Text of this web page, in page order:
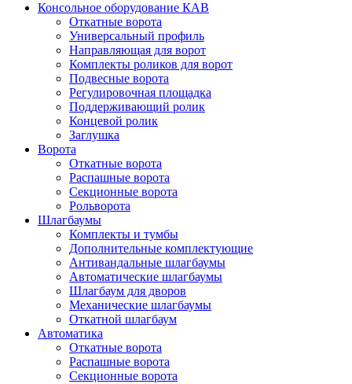
Консольное оборудование КАВ
Откатные ворота
Универсальный профиль
Направляющая для ворот
Комплекты роликов для ворот
Подвесные ворота
Регулировочная площадка
Поддерживающий ролик
Концевой ролик
Заглушка
Ворота
Откатные ворота
Распашные ворота
Секционные ворота
Рольворота
Шлагбаумы
Комплекты и тумбы
Дополнительные комплектующие
Антивандальные шлагбаумы
Автоматические шлагбаумы
Шлагбаум для дворов
Механические шлагбаумы
Откатной шлагбаум
Автоматика
Откатные ворота
Распашные ворота
Секционные ворота